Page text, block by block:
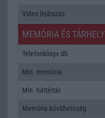
Video lejátszás
MEMÓRIA ÉS TÁRHELY
Telefonkönyv db
Min. memória
Min. háttértár
Memória bővíthetőség